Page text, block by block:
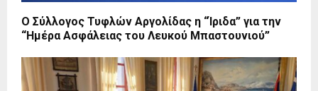
Ο Σύλλογος Τυφλών Αργολίδας η “Ίριδα” για την
“Ημέρα Ασφάλειας του Λευκού Μπαστουνιού”